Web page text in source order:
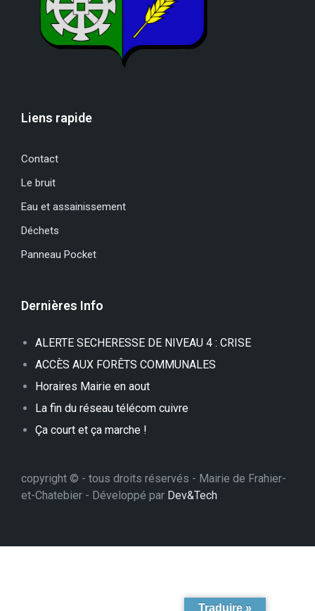
Liens rapide
Contact
Le bruit
Eau et assainissement
Déchets
Panneau Pocket
Dernières Info
ALERTE SECHERESSE DE NIVEAU 4 : CRISE
ACCÈS AUX FORÊTS COMMUNALES
Horaires Mairie en aout
La fin du réseau télécom cuivre
Ça court et ça marche !
copyright © - tous droits réservés - Mairie de Frahier-
et-Chatebier - Développé par Dev&Tech
Traduire »